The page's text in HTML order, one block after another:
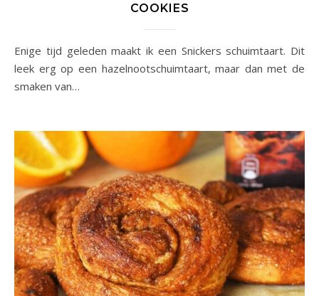
COOKIES
Enige tijd geleden maakt ik een Snickers schuimtaart. Dit
leek erg op een hazelnootschuimtaart, maar dan met de
smaken van…